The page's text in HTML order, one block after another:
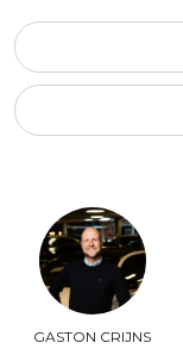
GASTON CRIJNS